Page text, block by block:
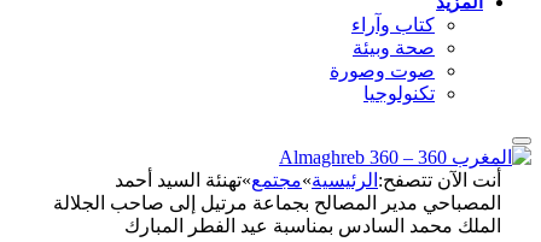
كتاب وآراء
صحة وبيئة
صوت وصورة
تكنولوجيا
أنت الآن تتصفح: الرئيسية»مجتمع»تهنئة السيد أحمد
المصباحي مدير المصالح بجماعة مرتيل إلى صاحب الجلالة
الملك محمد السادس بمناسبة عيد الفطر المبارك